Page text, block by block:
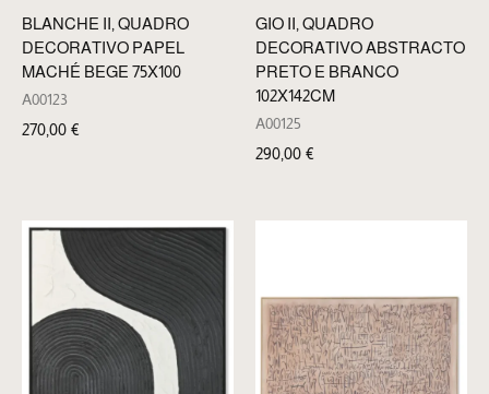
BLANCHE II, QUADRO
DECORATIVO PAPEL
MACHÉ BEGE 75X100
A00123
270,00 €
GIO II, QUADRO
DECORATIVO ABSTRACTO
PRETO E BRANCO
102X142CM
A00125
290,00 €